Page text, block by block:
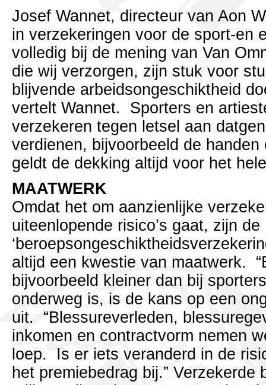
Josef Wannet, directeur van Aon
in verzekeringen voor de sport-en
volledig bij de mening van Van
die wij verzorgen, zijn stuk voor
blijvende arbeidsongeschiktheid
vertelt Wannet. Sporters en
verzekeren tegen letsel aan
verdienen, bijvoorbeeld de
geldt de dekking altijd voor het
MAATWERK
Omdat het om aanzienlijke
uiteenlopende risico’s gaat, zijn de
altijd een kwestie van maatwerk.
bijvoorbeeld kleiner dan bij
onderweg is, is de kans op een
uit. “Blessureverleden,
inkomen en contractvorm nemen
loep. Is er iets veranderd in de
het premiebedrag bij.”